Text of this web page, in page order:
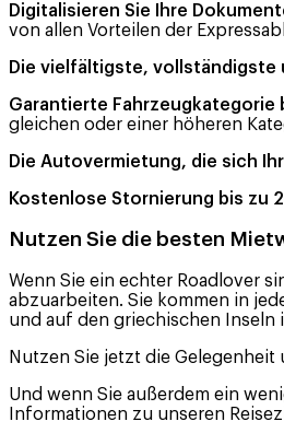
Digitalisieren Sie Ihre
von allen Vorteilen der
Die vielfältigste, vollständigste
Garantierte Fahrzeugkategorie
gleichen oder einer höheren
Die Autovermietung, die sich
Kostenlose Stornierung bis zu
Nutzen Sie die besten
Wenn Sie ein echter Roadlover
abzuarbeiten. Sie kommen in
und auf den griechischen Inseln
Nutzen Sie jetzt die Gelegenheit
Und wenn Sie außerdem ein
Informationen zu unseren